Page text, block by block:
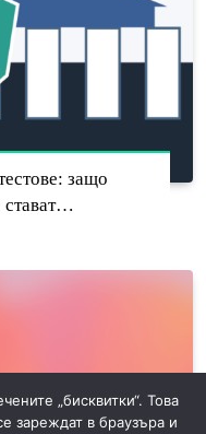
защо
„бисквитки“. Това
зареждат в браузъра и